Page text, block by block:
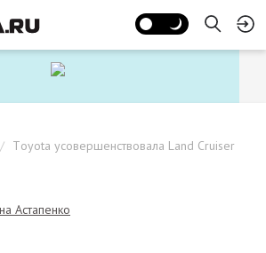
Тoyota усовершенствовала Land Cruiser
Астапенко